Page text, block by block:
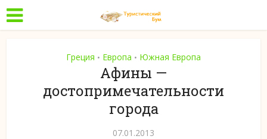
Греция • Европа • Южная Европа
Афины —
достопримечательности
города
07.01.2013